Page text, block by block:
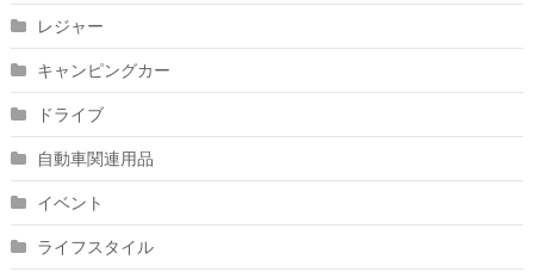
レジャー
キャンピングカー
ドライブ
自動車関連用品
イベント
ライフスタイル